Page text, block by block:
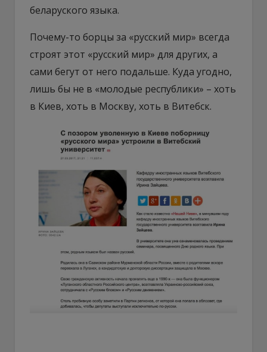
беларуского языка.
Почему-то борцы за «русский мир» всегда
строят этот «русский мир» для других, а
сами бегут от него подальше. Куда угодно,
лишь бы не в «молодые республики» – хоть
в Киев, хоть в Москву, хоть в Витебск.